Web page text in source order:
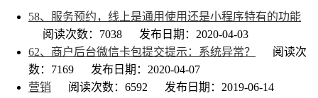
58、服务预约，线上是通用使用还是小程序特有的功能
阅读次数：7038
发布日期：2020-04-03
62、商户后台微信卡包提交提示：系统异常？
阅读次
数：7169
发布日期：2020-04-07
营销
阅读次数：6592
发布日期：2019-06-14